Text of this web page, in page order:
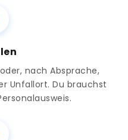
nach Absprache,
Unfallort. Du brauchst